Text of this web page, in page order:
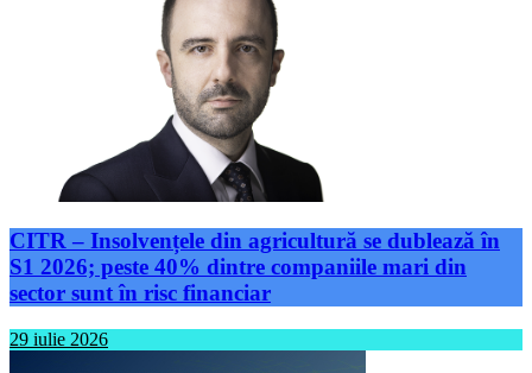
CITR – Insolvențele din agricultură se dublează în
S1 2026; peste 40% dintre companiile mari din
sector sunt în risc financiar
29 iulie 2026